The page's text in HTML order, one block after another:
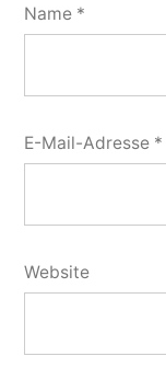
Name *
E-Mail-Adresse *
Website